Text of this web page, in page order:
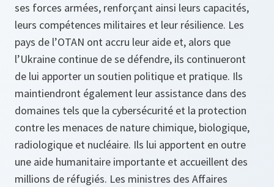
ses forces armées, renforçant ainsi leurs capacités,
leurs compétences militaires et leur résilience. Les
pays de l’OTAN ont accru leur aide et, alors que
l’Ukraine continue de se défendre, ils continueront
de lui apporter un soutien politique et pratique. Ils
maintiendront également leur assistance dans des
domaines tels que la cybersécurité et la protection
contre les menaces de nature chimique, biologique,
radiologique et nucléaire. Ils lui apportent en outre
une aide humanitaire importante et accueillent des
millions de réfugiés. Les ministres des Affaires